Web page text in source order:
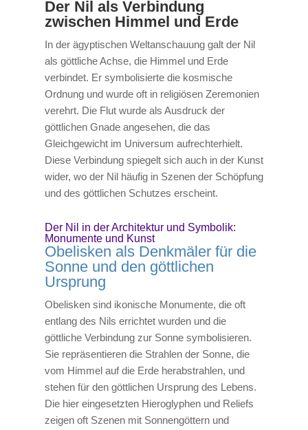
Der Nil als Verbindung
zwischen Himmel und Erde
In der ägyptischen Weltanschauung galt der Nil
als göttliche Achse, die Himmel und Erde
verbindet. Er symbolisierte die kosmische
Ordnung und wurde oft in religiösen Zeremonien
verehrt. Die Flut wurde als Ausdruck der
göttlichen Gnade angesehen, die das
Gleichgewicht im Universum aufrechterhielt.
Diese Verbindung spiegelt sich auch in der Kunst
wider, wo der Nil häufig in Szenen der Schöpfung
und des göttlichen Schutzes erscheint.
Der Nil in der Architektur und Symbolik:
Monumente und Kunst
Obelisken als Denkmäler für die
Sonne und den göttlichen
Ursprung
Obelisken sind ikonische Monumente, die oft
entlang des Nils errichtet wurden und die
göttliche Verbindung zur Sonne symbolisieren.
Sie repräsentieren die Strahlen der Sonne, die
vom Himmel auf die Erde herabstrahlen, und
stehen für den göttlichen Ursprung des Lebens.
Die hier eingesetzten Hieroglyphen und Reliefs
zeigen oft Szenen mit Sonnengöttern und